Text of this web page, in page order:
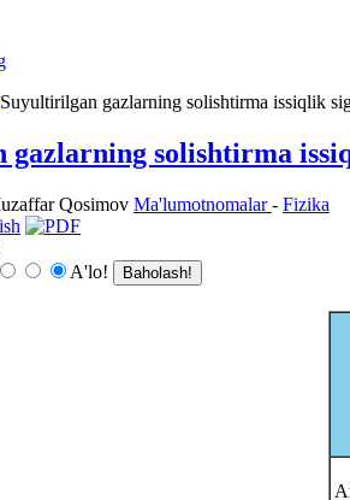
Suyultirilgan gazlarning solishtirma issiqlik
gazlarning solishtirma
Qosimov Ma'lumotnomalar- Fizika
A'lo!